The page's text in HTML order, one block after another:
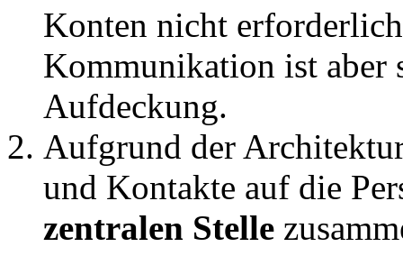
Konten nicht
Kommunikation ist aber
Aufdeckung.
Aufgrund der
und Kontakte auf die
zentralen Stelle